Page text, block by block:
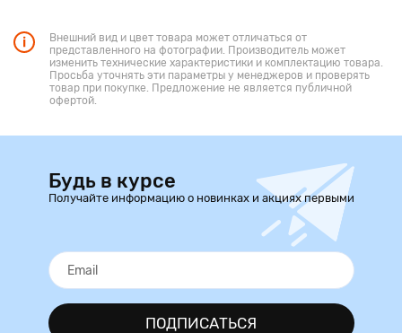
Внешний вид и цвет товара может отличаться от
представленного на фотографии. Производитель может
изменить технические характеристики и комплектацию товара.
Просьба уточнять эти параметры у менеджеров и проверять
товар при покупке. Предложение не является публичной
офертой.
Будь в курсе
Получайте информацию о новинках и акциях первыми
ПОДПИСАТЬСЯ